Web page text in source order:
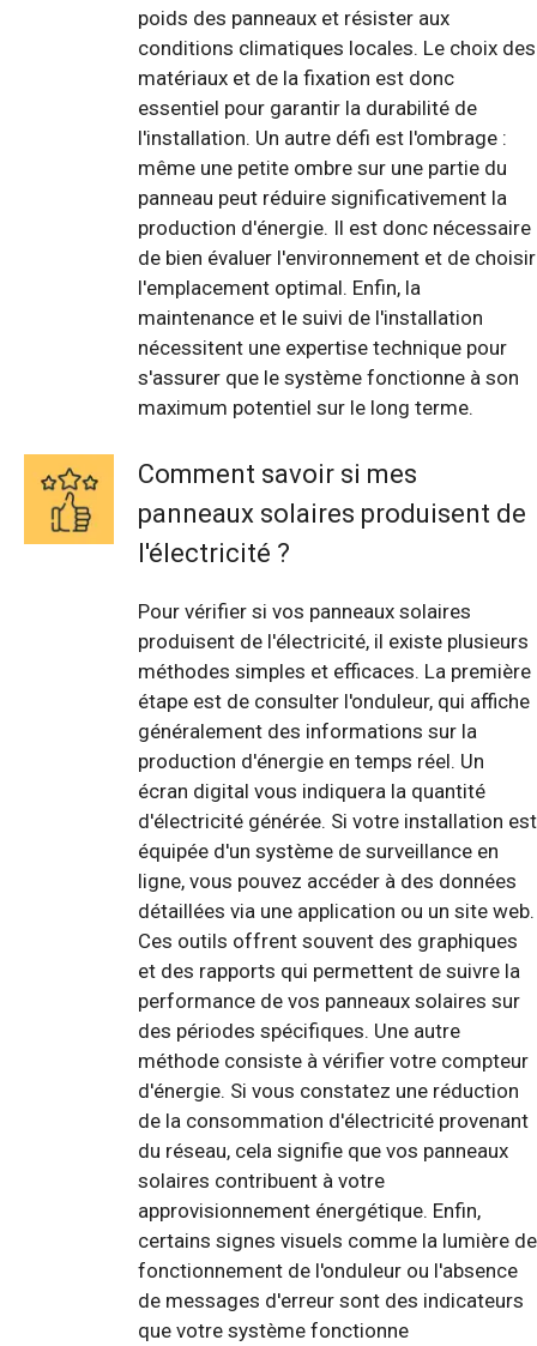
poids des panneaux et résister aux
conditions climatiques locales. Le choix des
matériaux et de la fixation est donc
essentiel pour garantir la durabilité de
l'installation. Un autre défi est l'ombrage :
même une petite ombre sur une partie du
panneau peut réduire significativement la
production d'énergie. Il est donc nécessaire
de bien évaluer l'environnement et de choisir
l'emplacement optimal. Enfin, la
maintenance et le suivi de l'installation
nécessitent une expertise technique pour
s'assurer que le système fonctionne à son
maximum potentiel sur le long terme.
Comment savoir si mes
panneaux solaires produisent de
l'électricité ?
Pour vérifier si vos panneaux solaires
produisent de l'électricité, il existe plusieurs
méthodes simples et efficaces. La première
étape est de consulter l'onduleur, qui affiche
généralement des informations sur la
production d'énergie en temps réel. Un
écran digital vous indiquera la quantité
d'électricité générée. Si votre installation est
équipée d'un système de surveillance en
ligne, vous pouvez accéder à des données
détaillées via une application ou un site web.
Ces outils offrent souvent des graphiques
et des rapports qui permettent de suivre la
performance de vos panneaux solaires sur
des périodes spécifiques. Une autre
méthode consiste à vérifier votre compteur
d'énergie. Si vous constatez une réduction
de la consommation d'électricité provenant
du réseau, cela signifie que vos panneaux
solaires contribuent à votre
approvisionnement énergétique. Enfin,
certains signes visuels comme la lumière de
fonctionnement de l'onduleur ou l'absence
de messages d'erreur sont des indicateurs
que votre système fonctionne